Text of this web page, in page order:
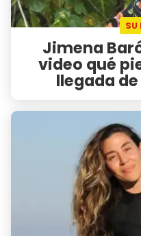
SU
Jimena
video qué
llegada